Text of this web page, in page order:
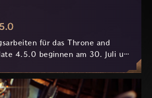
für das Throne and
4.5.0 beginnen am 30. Juli um